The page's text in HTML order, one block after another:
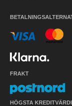
FRAKT
HÖGSTA